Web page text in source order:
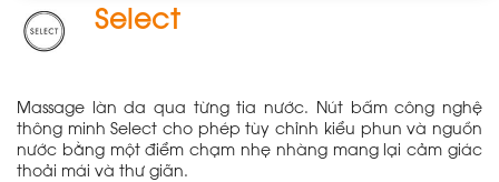
Select
Massage làn da qua từng tia nước. Nút bấm công nghệ
thông minh Select cho phép tùy chỉnh kiểu phun và nguồn
nước bằng một điểm chạm nhẹ nhàng mang lại cảm giác
thoải mái và thư giãn.